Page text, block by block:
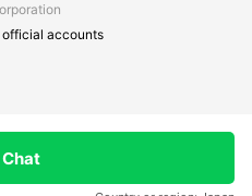
official accounts
Chat